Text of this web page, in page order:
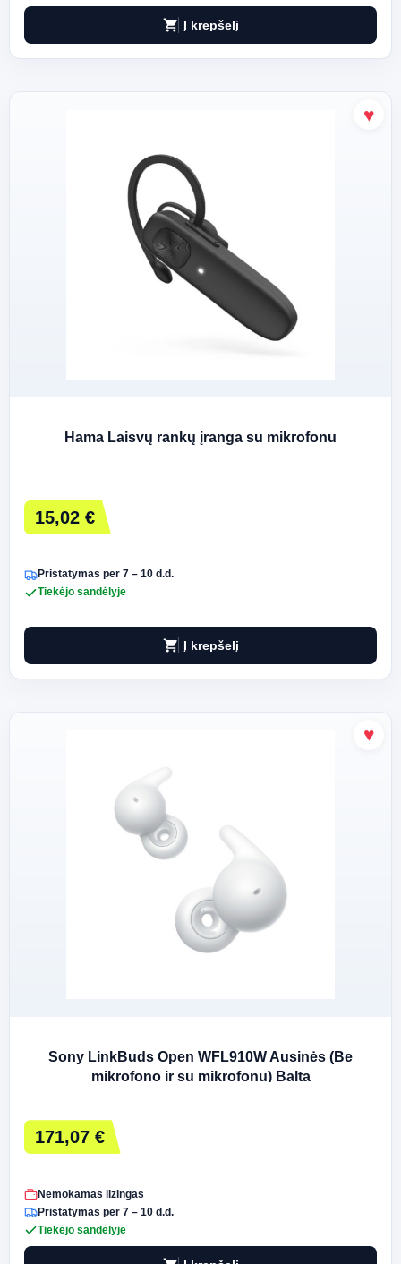
shopping_cart Į krepšelį
Hama Laisvų rankų įranga su mikrofonu
15,02 €
Pristatymas per 7 – 10 d.d.
Tiekėjo sandėlyje
shopping_cart Į krepšelį
Sony LinkBuds Open WFL910W Ausinės (Be
mikrofono ir su mikrofonu) Balta
171,07 €
Nemokamas lizingas
Pristatymas per 7 – 10 d.d.
Tiekėjo sandėlyje